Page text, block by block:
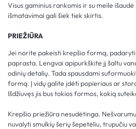
Visus gaminius rankomis ir su meile
išmatavimai gali šiek tiek skirtis.
PRIEŽIŪRA
Jei norite pakeisti krepšio formą, padaryti
paprasta. Lengvai apipurkškite jį šaltu
odinių detalių. Tada spausdami
formą. Į vidų galite įdėti popieriaus ar
Išdžiuvęs jis bus tokios formos, kokią
Krepšio priežiūra nesudėtinga.
nuvalyti smulkių šerių šepetėliu, trupučiu